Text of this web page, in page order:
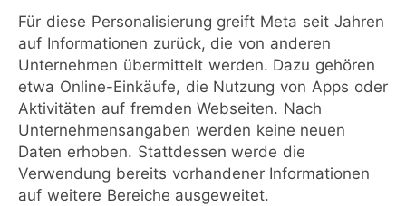
Für diese Personalisierung greift Meta seit Jahren
auf Informationen zurück, die von anderen
Unternehmen übermittelt werden. Dazu gehören
etwa Online-Einkäufe, die Nutzung von Apps oder
Aktivitäten auf fremden Webseiten. Nach
Unternehmensangaben werden keine neuen
Daten erhoben. Stattdessen werde die
Verwendung bereits vorhandener Informationen
auf weitere Bereiche ausgeweitet.